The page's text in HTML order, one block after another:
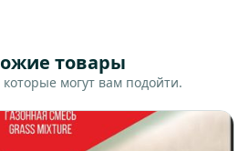
товары
могут вам подойти.